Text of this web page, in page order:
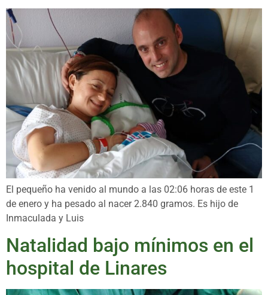
El pequeño ha venido al mundo a las 02:06 horas de este 1
de enero y ha pesado al nacer 2.840 gramos. Es hijo de
Inmaculada y Luis
Natalidad bajo mínimos en el
hospital de Linares